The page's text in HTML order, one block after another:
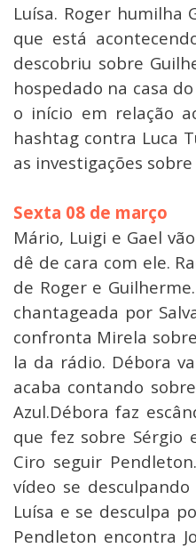
Luísa. Roger humilha
que está
descobriu sobre
hospedado na casa
o início em relação
hashtag contra Luca
as investigações
Sexta 08 de março
Mário, Luigi e Gael
dê de cara com ele.
de Roger e
chantageada por
confronta Mirela
la da rádio. Débora
acaba contando
Azul.Débora faz
que fez sobre Sérgio
Ciro seguir
vídeo se
Luísa e se desculpa
Pendleton encontra